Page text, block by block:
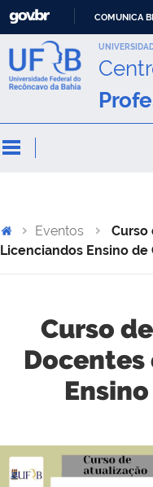
COMUNICA
Eventos
Curso
Licenciandos Ensino de
Curso
Docentes